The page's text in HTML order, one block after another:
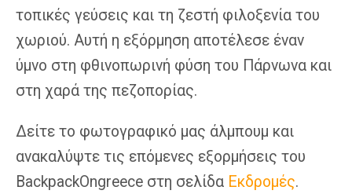
τοπικές γεύσεις και τη ζεστή φιλοξενία του
χωριού. Αυτή η εξόρμηση αποτέλεσε έναν
ύμνο στη φθινοπωρινή φύση του Πάρνωνα και
στη χαρά της πεζοπορίας.
Δείτε το φωτογραφικό μας άλμπουμ και
ανακαλύψτε τις επόμενες εξορμήσεις του
BackpackOngreece στη σελίδα Εκδρομές.